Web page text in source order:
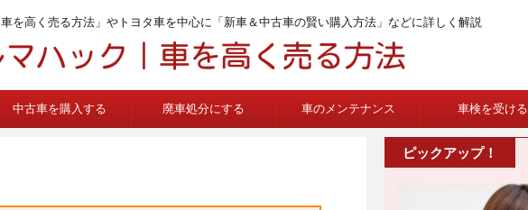
を高く売る方法」やトヨタ車を中心に「新車＆中古車の賢い購入方法」などに詳しく解説
中古車を購入する 廃車処分にする 車のメンテナンス 車検を受ける
ピックアップ！